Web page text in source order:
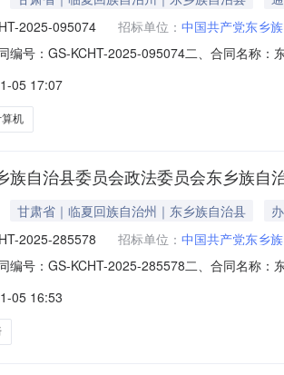
2025-095074 招标单位： 中国共产党东乡
编号：GS-KCHT-2025-095074二、合同名称
式：13909302149供应商（乙方）：甘肃靖华
05 17:07
算机
族自治县委员会政法委员会东乡族
甘肃省｜临夏回族自治州｜东乡族自治县
2025-285578 招标单位： 中国共产党东乡
编号：GS-KCHT-2025-285578二、合同名称
供应商(乙方)：甘肃靖华文汇科技有
05 16:53